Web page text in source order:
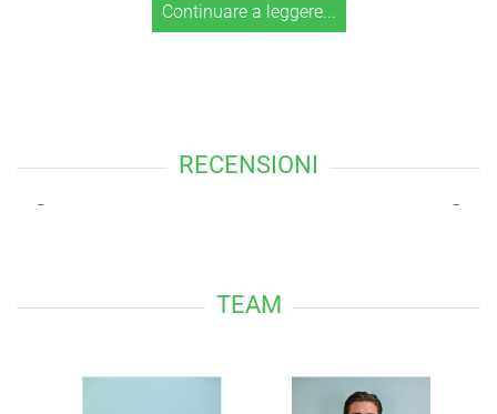
Continuare a leggere...
RECENSIONI
TEAM